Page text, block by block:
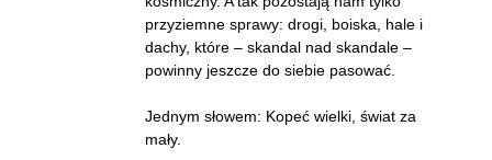
przyziemne sprawy: drogi, boiska, hale i
dachy, które – skandal nad skandale –
powinny jeszcze do siebie pasować.
Jednym słowem: Kopeć wielki, świat za
mały.